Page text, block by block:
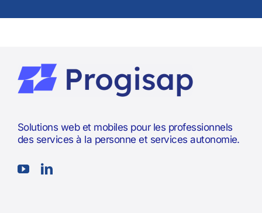
Solutions web et mobiles pour les professionnels
des services à la personne et services autonomie.